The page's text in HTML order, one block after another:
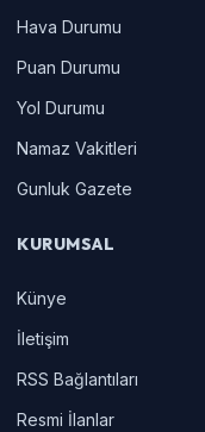
Hava Durumu
Puan Durumu
Yol Durumu
Namaz Vakitleri
Gunluk Gazete
KURUMSAL
Künye
İletişim
RSS Bağlantıları
Resmi İlanlar